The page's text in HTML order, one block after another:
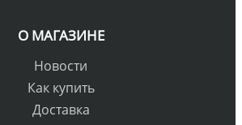
О МАГАЗИНЕ
Новости
Как купить
Доставка